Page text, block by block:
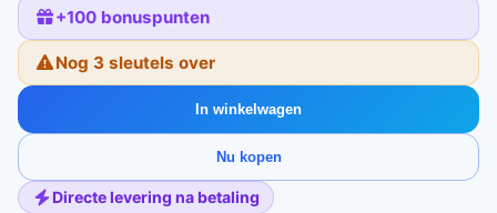
+100 bonuspunten
Nog 3 sleutels over
In winkelwagen
Nu kopen
Directe levering na betaling